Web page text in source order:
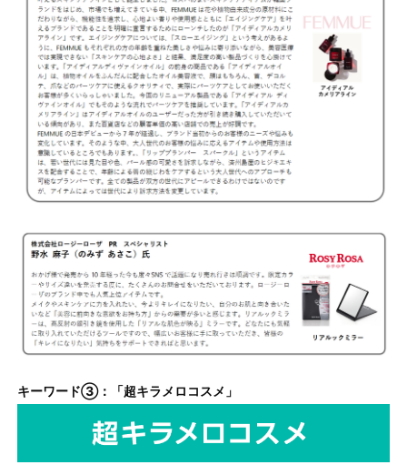
キーワード③：「超キラメロコスメ」